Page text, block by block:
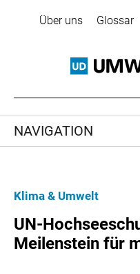
Über uns Glossar
NAVIGATION
Klima & Umwelt
UN-
Meilenstein für